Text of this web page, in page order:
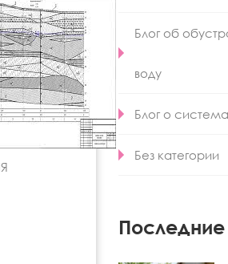
Блог об
воду
Блог о
Без категории
Последние